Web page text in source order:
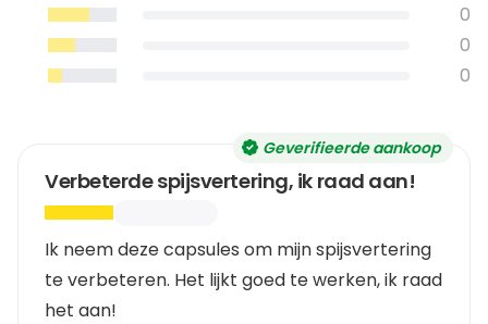
0
0
0
Geverifieerde aankoop
Verbeterde spijsvertering, ik raad aan!
Ik neem deze capsules om mijn spijsvertering
te verbeteren. Het lijkt goed te werken, ik raad
het aan!